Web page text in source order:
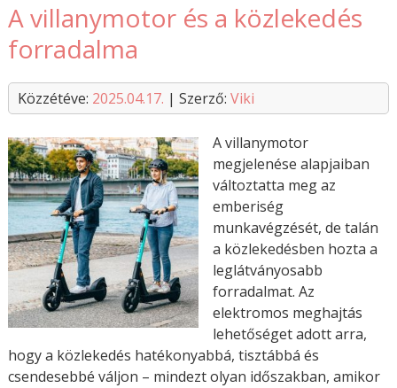
A villanymotor és a közlekedés
forradalma
Közzétéve: 2025.04.17. | Szerző: Viki
A villanymotor
megjelenése alapjaiban
változtatta meg az
emberiség
munkavégzését, de talán
a közlekedésben hozta a
leglátványosabb
forradalmat. Az
elektromos meghajtás
lehetőséget adott arra,
hogy a közlekedés hatékonyabbá, tisztábbá és
csendesebbé váljon – mindezt olyan időszakban, amikor